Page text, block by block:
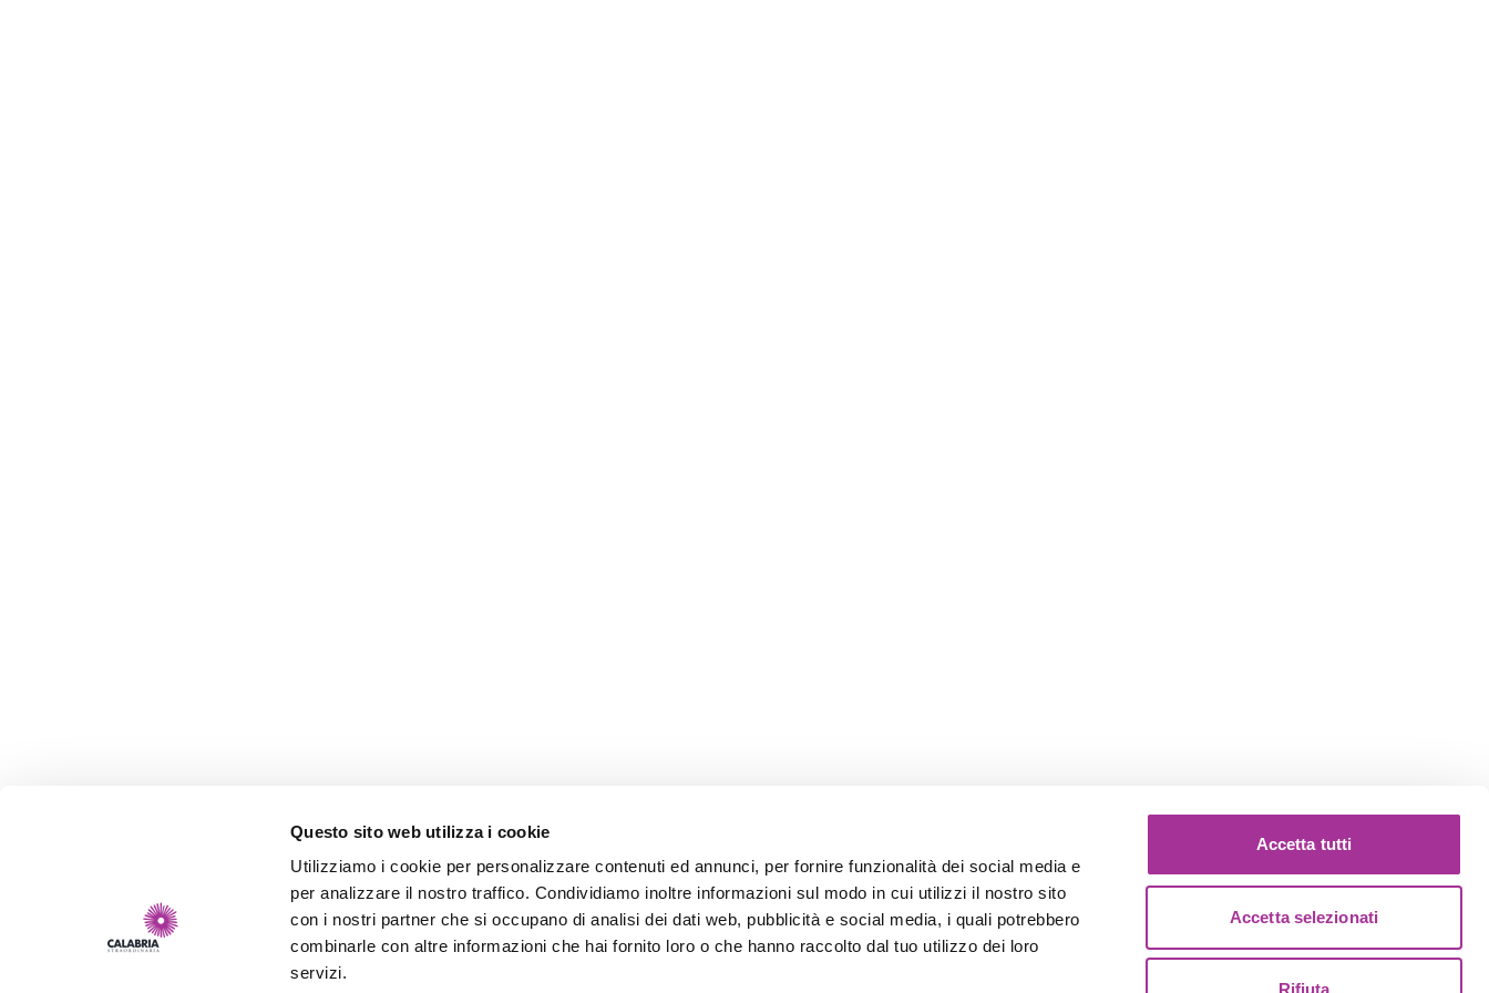
Questo sito web utilizza i cookie
Utilizziamo i cookie per personalizzare contenuti ed annunci, per fornire funzionalità dei social media e
per analizzare il nostro traffico. Condividiamo inoltre informazioni sul modo in cui utilizzi il nostro sito
con i nostri partner che si occupano di analisi dei dati web, pubblicità e social media, i quali potrebbero
combinarle con altre informazioni che hai fornito loro o che hanno raccolto dal tuo utilizzo dei loro
servizi.
Accetta tutti
Accetta selezionati
Rifiuta